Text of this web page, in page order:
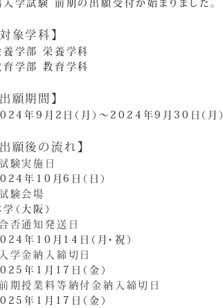
対象学科】
養学部 栄養学科
育学部 教育学科
出願期間】
年9月2日（月）～2024年9月30日（月）
出願後の流れ】
試験実施日
年10月6日（日）
試験会場
（大阪）
合否通知発送日
年10月14日（月・祝）
入学金納入締切日
年1月17日（金）
前期授業料等納付金納入締切日
年1月17日（金）